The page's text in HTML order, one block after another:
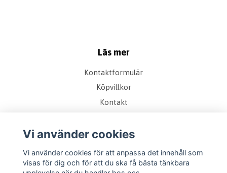
Läs mer
Kontaktformulär
Köpvillkor
Kontakt
Sociala medier
Vi använder cookies
Vi använder cookies för att anpassa det innehåll som
visas för dig och för att du ska få bästa tänkbara